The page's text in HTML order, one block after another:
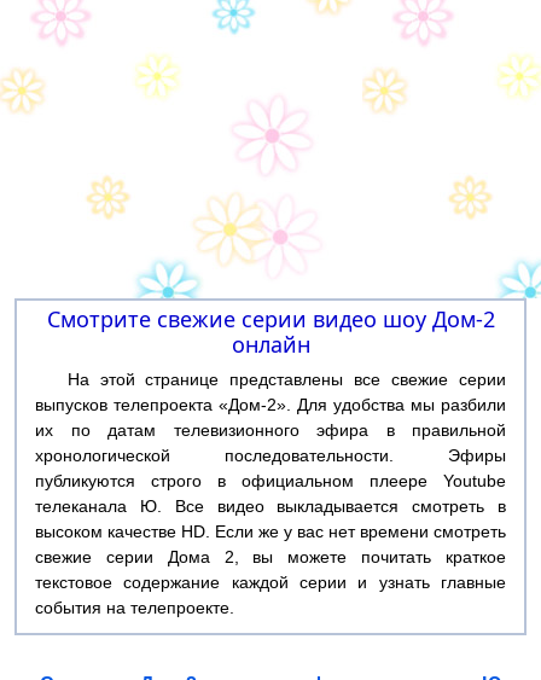
Смотрите свежие серии видео шоу Дом-2
онлайн
На этой странице представлены все свежие серии
выпусков телепроекта «Дом-2». Для удобства мы разбили
их по датам телевизионного эфира в правильной
хронологической последовательности. Эфиры
публикуются строго в официальном плеере Youtube
телеканала Ю. Все видео выкладывается смотреть в
высоком качестве HD. Если же у вас нет времени смотреть
свежие серии Дома 2, вы можете почитать краткое
текстовое содержание каждой серии и узнать главные
события на телепроекте.